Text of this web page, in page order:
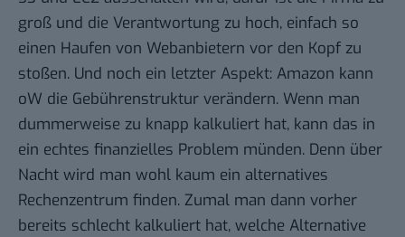
groß und die Verantwortung zu hoch, einfach so
einen Haufen von Webanbietern vor den Kopf zu
stoßen. Und noch ein letzter Aspekt: Amazon kann
oW die Gebührenstruktur verändern. Wenn man
dummerweise zu knapp kalkuliert hat, kann das in
ein echtes finanzielles Problem münden. Denn über
Nacht wird man wohl kaum ein alternatives
Rechenzentrum finden. Zumal man dann vorher
bereits schlecht kalkuliert hat, welche Alternative